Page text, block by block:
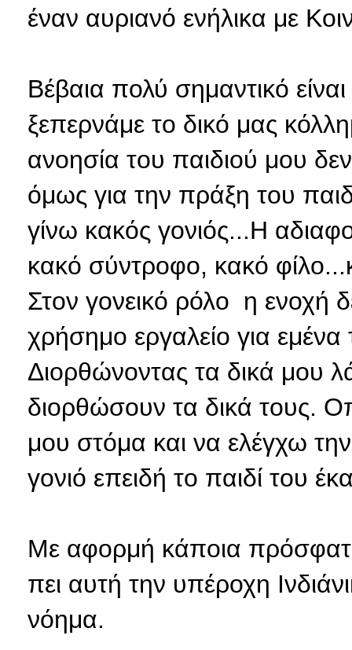
έναν αυριανό ενήλικα με
Βέβαια πολύ σημαντικό
ξεπερνάμε το δικό μας
ανοησία του παιδιού μου
όμως για την πράξη του
γίνω κακός γονιός...Η
κακό σύντροφο, κακό
Στον γονεικό ρόλο η ενοχή
χρήσημο εργαλείο για εμένα
Διορθώνοντας τα δικά μου
διορθώσουν τα δικά τους.
μου στόμα και να ελέγχω
γονιό επειδή το παιδί του
Με αφορμή κάποια
πει αυτή την υπέροχη
νόημα.